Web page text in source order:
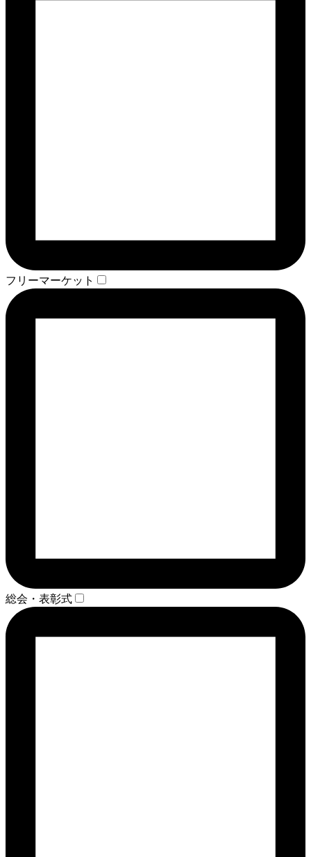
フリーマーケット
総会・表彰式